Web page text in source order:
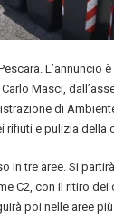
L’annuncio
Masci,
di
e pulizia della
in tre aree. Si
C2, con il ritiro dei
poi nelle aree